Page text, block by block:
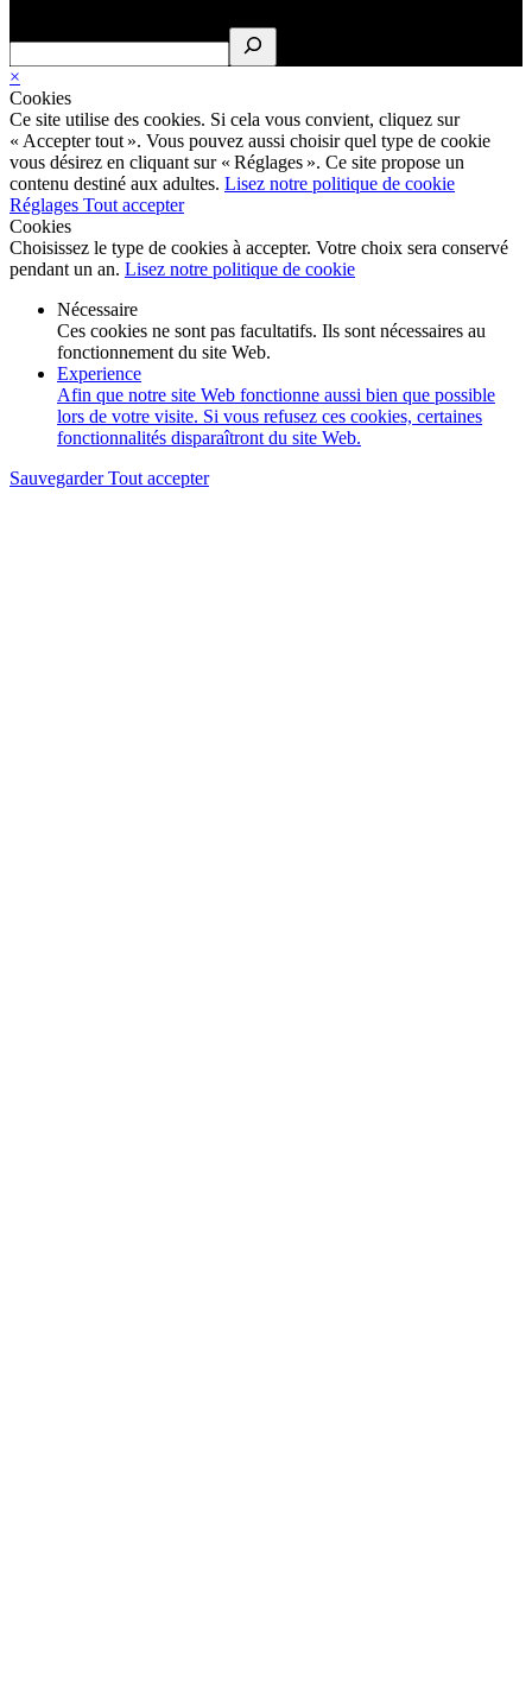
×
Cookies
Ce site utilise des cookies. Si cela vous convient, cliquez sur
« Accepter tout ». Vous pouvez aussi choisir quel type de cookie
vous désirez en cliquant sur « Réglages ». Ce site propose un
contenu destiné aux adultes. Lisez notre politique de cookie
Réglages Tout accepter
Cookies
Choisissez le type de cookies à accepter. Votre choix sera conservé
pendant un an. Lisez notre politique de cookie
Nécessaire
Ces cookies ne sont pas facultatifs. Ils sont nécessaires au
fonctionnement du site Web.
Experience
Afin que notre site Web fonctionne aussi bien que possible
lors de votre visite. Si vous refusez ces cookies, certaines
fonctionnalités disparaîtront du site Web.
SauvegarderTout accepter